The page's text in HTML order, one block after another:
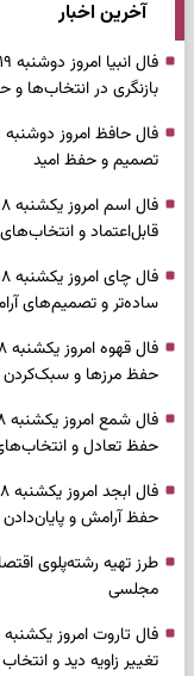
آخرین اخبار
بازنگری در انتخاب‌ها
تصمیم و حفظ امید
قابل‌اعتماد و
ساده‌تر و تصمیم‌های
حفظ مرزها و
حفظ تعادل و
حفظ آرامش و پایان‌دادن
طرز تهیه رشته‌پلوی
مجلسی
تغییر زاویه دید و